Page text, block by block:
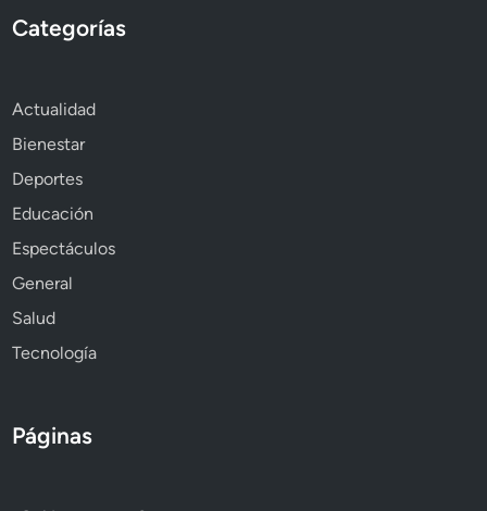
Categorías
Actualidad
Bienestar
Deportes
Educación
Espectáculos
General
Salud
Tecnología
Páginas